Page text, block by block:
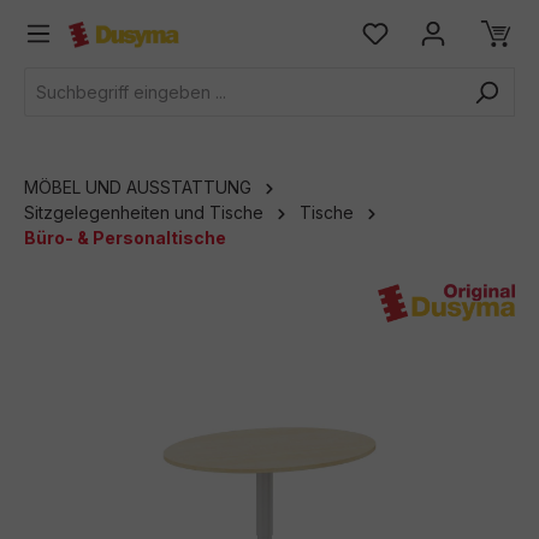
springen
MÖBEL UND AUSSTATTUNG
Sitzgelegenheiten und Tische
Tische
Büro- & Personaltische